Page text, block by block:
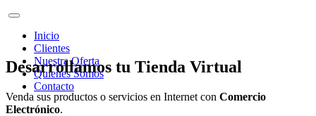
Inicio
Clientes
Nuestra Oferta
Quienes Somos
Contacto
Desarrollamos tu Tienda Virtual
Venda sus productos o servicios en Internet con Comercio
Electrónico.